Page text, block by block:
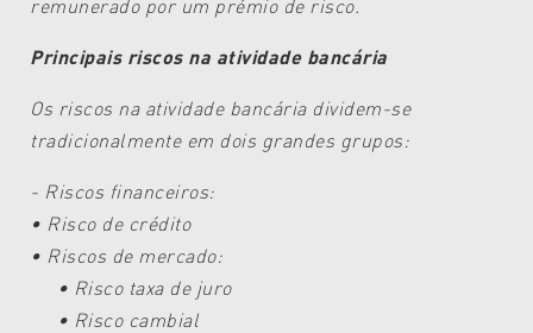
remunerado por um prémio de risco.
Principais riscos na atividade bancária
Os riscos na atividade bancária dividem-se
tradicionalmente em dois grandes grupos:
- Riscos financeiros:
• Risco de crédito
• Riscos de mercado:
• Risco taxa de juro
• Risco cambial